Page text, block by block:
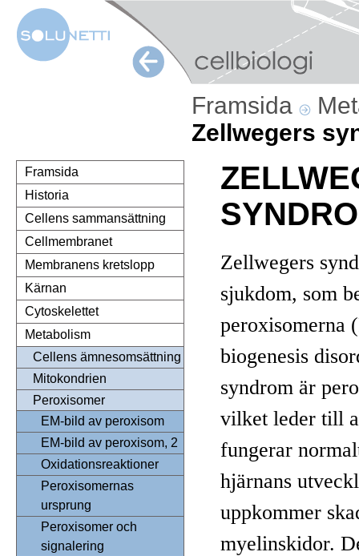
Framsida
Zellwegers
Framsida
Historia
Cellens sammansättning
Cellmembranet
Membranens kretslopp
Kärnan
Cytoskelettet
Metabolism
Cellens ämnesomsättning
Mitokondrien
Peroxisomer
EM-bild av peroxisom
EM-bild av peroxisom, 2
Oxidationsreaktioner
Peroxisomernas
ursprung
Peroxisomer och
signalering
Zellwegers
sjukdom, som
peroxisomerna
biogenesis
syndrom är
vilket leder till
fungerar
hjärnans
uppkommer
myelinskidor.